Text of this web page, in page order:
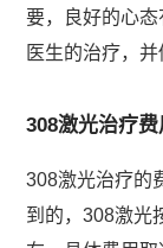
要，良好的心
医生的治疗，
308激光治疗
308激光治疗的
到的，308激光